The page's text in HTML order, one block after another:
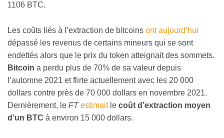
1106 BTC.
Les coûts liés à l’extraction de bitcoins ont aujourd’hui
dépassé les revenus de certains mineurs qui se sont
endettés alors que le prix du token atteignait des sommets.
Bitcoin a perdu plus de 70% de sa valeur depuis
l’automne 2021 et flirte actuellement avec les 20 000
dollars contre près de 70 000 dollars en novembre 2021.
Dernièrement, le FT estimaitle coût d’extraction moyen
d’un BTC à environ 15 000 dollars.